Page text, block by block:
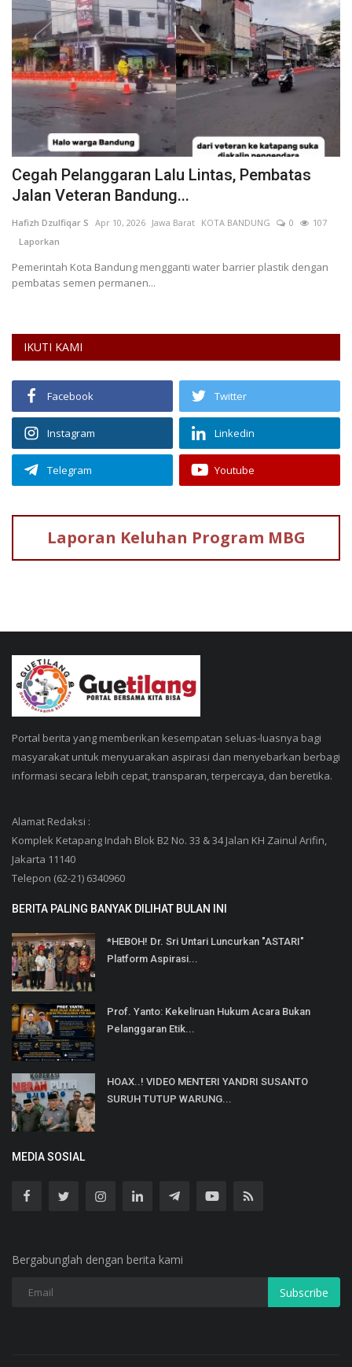
Cegah Pelanggaran Lalu Lintas, Pembatas
Jalan Veteran Bandung...
Hafizh Dzulfiqar S Apr 10, 2026 Jawa Barat KOTA BANDUNG 0
107
Laporkan
Pemerintah Kota Bandung mengganti water barrier plastik dengan
pembatas semen permanen...
IKUTI KAMI
Facebook Twitter
Instagram Linkedin
Telegram Youtube
Laporan Keluhan Program MBG
Portal berita yang memberikan kesempatan seluas-luasnya bagi
masyarakat untuk menyuarakan aspirasi dan menyebarkan berbagi
informasi secara lebih cepat, transparan, terpercaya, dan beretika.
Alamat Redaksi :
Komplek Ketapang Indah Blok B2 No. 33 & 34 Jalan KH Zainul Arifin,
Jakarta 11140
Telepon (62-21) 6340960
BERITA PALING BANYAK DILIHAT BULAN INI
*HEBOH! Dr. Sri Untari Luncurkan "ASTARI"
Platform Aspirasi...
Prof. Yanto: Kekeliruan Hukum Acara Bukan
Pelanggaran Etik...
HOAX..! VIDEO MENTERI YANDRI SUSANTO
SURUH TUTUP WARUNG...
MEDIA SOSIAL
Bergabunglah dengan berita kami
Subscribe